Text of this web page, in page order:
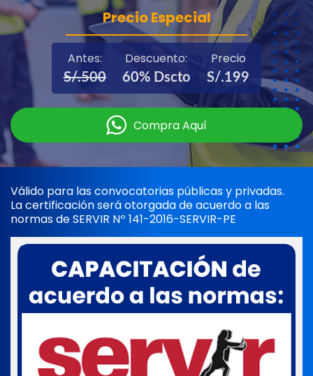
Precio Especial
Antes:
S/.500
Descuento:
60% Dscto
Precio
S/.199
Compra Aquí
Válido para las convocatorias públicas y privadas.
La certificación será otorgada de acuerdo a las
normas de SERVIR Nº 141-2016-SERVIR-PE